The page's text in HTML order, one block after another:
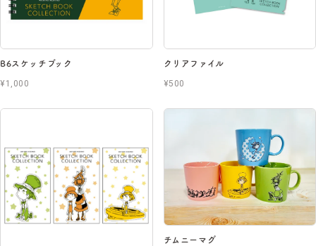
B6スケッチブック
¥1,000
クリアファイル
¥500
チムニーマグ